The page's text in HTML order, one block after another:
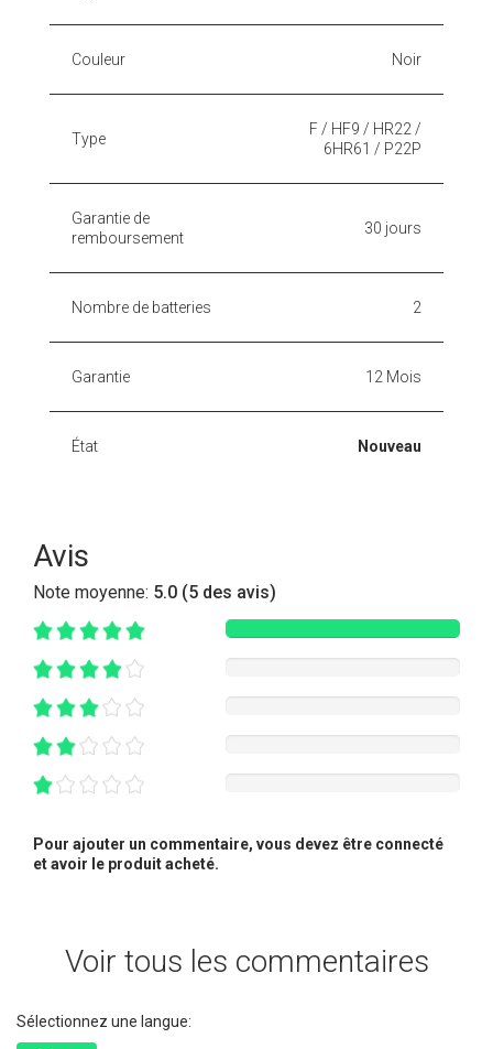
Couleur Noir
Type
F / HF9 / HR22 /
6HR61 / P22P
Garantie de
remboursement
30 jours
Nombre de batteries 2
Garantie 12 Mois
État Nouveau
Avis
Note moyenne: 5.0 (5 des avis)
Pour ajouter un commentaire, vous devez être connecté
et avoir le produit acheté.
Voir tous les commentaires
Sélectionnez une langue: